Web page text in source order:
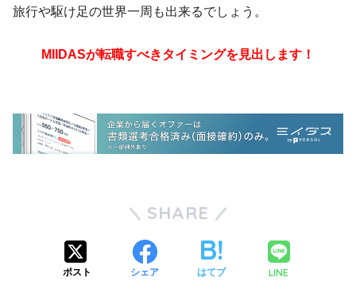
旅行や駆け足の世界一周も出来るでしょう。
MIIDASが転職すべきタイミングを見出します！
SHARE
ポスト シェア はてブ LINE